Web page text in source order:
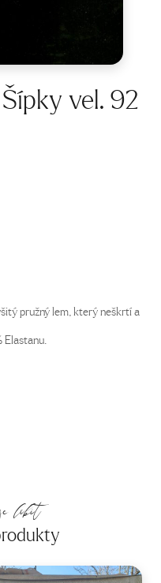
vel. 92
pružný lem, který neškrtí a
líbit